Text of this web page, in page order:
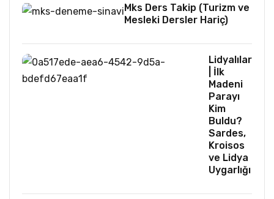
Mks Ders Takip (Turizm ve
Mesleki Dersler Hariç)
Lidyalılar
| İlk
Madeni
Parayı
Kim
Buldu?
Sardes,
Kroisos
ve Lidya
Uygarlığı